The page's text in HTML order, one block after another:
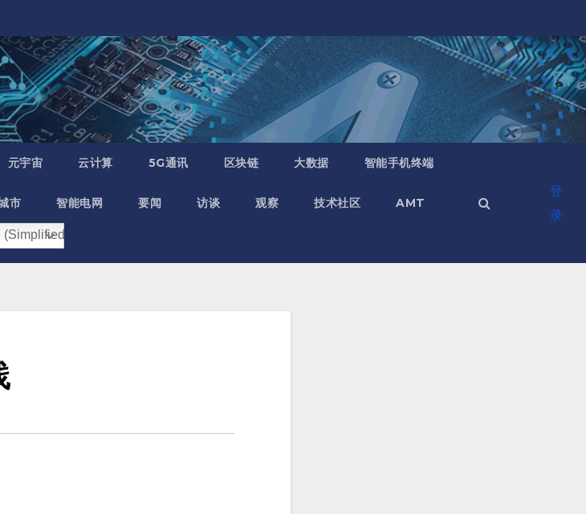
元宇宙 云计算 5G通讯 区块链 大数据 智能手机终端
市 智能电网 要闻 访谈 观察 技术社区 AMT
登
录